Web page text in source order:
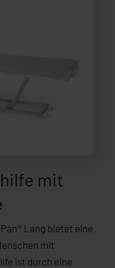
mit
Lang bietet eine
mit
ist durch eine